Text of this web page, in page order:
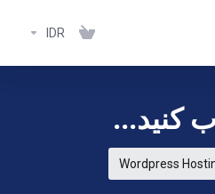
IDR
کنید...
Wordpress